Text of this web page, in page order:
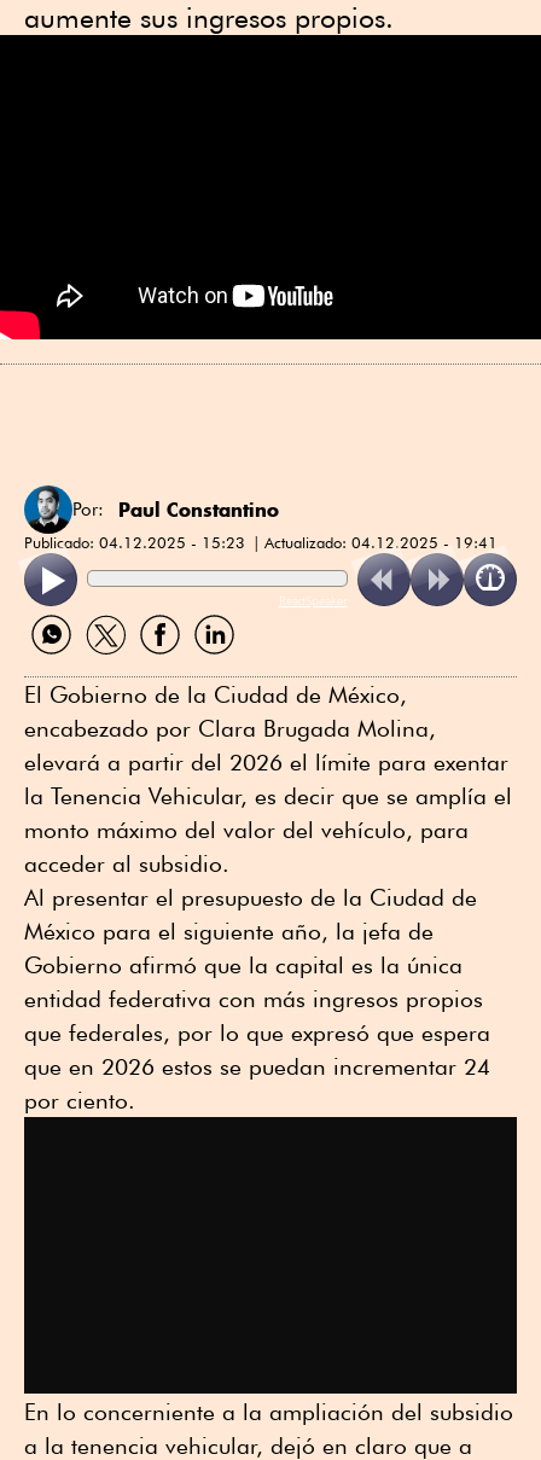
aumente sus ingresos propios.
Por: Paul Constantino
Publicado: 04.12.2025 - 15:23 Actualizado: 04.12.2025 - 19:41
ReadSpeaker
Compartir
por
Compartir
por
Compartir
por
Compartir
por
El Gobierno de la Ciudad de México,
encabezado por Clara Brugada Molina,
elevará a partir del 2026 el límite para exentar
la Tenencia Vehicular, es decir que se amplía el
monto máximo del valor del vehículo, para
acceder al subsidio.
Al presentar el presupuesto de la Ciudad de
México para el siguiente año, la jefa de
Gobierno afirmó que la capital es la única
entidad federativa con más ingresos propios
que federales, por lo que expresó que espera
que en 2026 estos se puedan incrementar 24
por ciento.
En lo concerniente a la ampliación del subsidio
a la tenencia vehicular, dejó en claro que a